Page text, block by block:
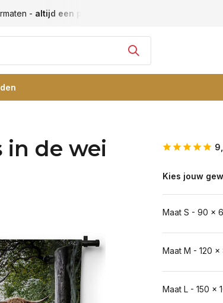
- altijd een passende maat
in de wei
Kies jouw
Maat S - 90 x
Maat M - 120 x
Maat L - 150 x